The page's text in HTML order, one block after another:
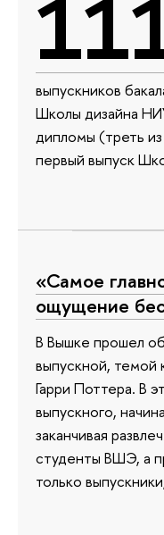
выпускников
Школы дизайна
дипломы (треть
первый выпуск
«Самое
ощущение
В Вышке прошел
выпускной, темой
Гарри Поттера. В
выпускного,
заканчивая
студенты ВШЭ, а
только